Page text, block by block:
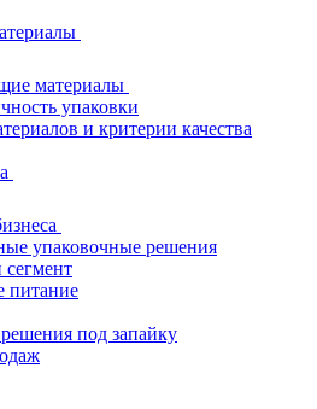
материалы
упаковки
и критерии качества
упаковочные решения
питание
под запайку